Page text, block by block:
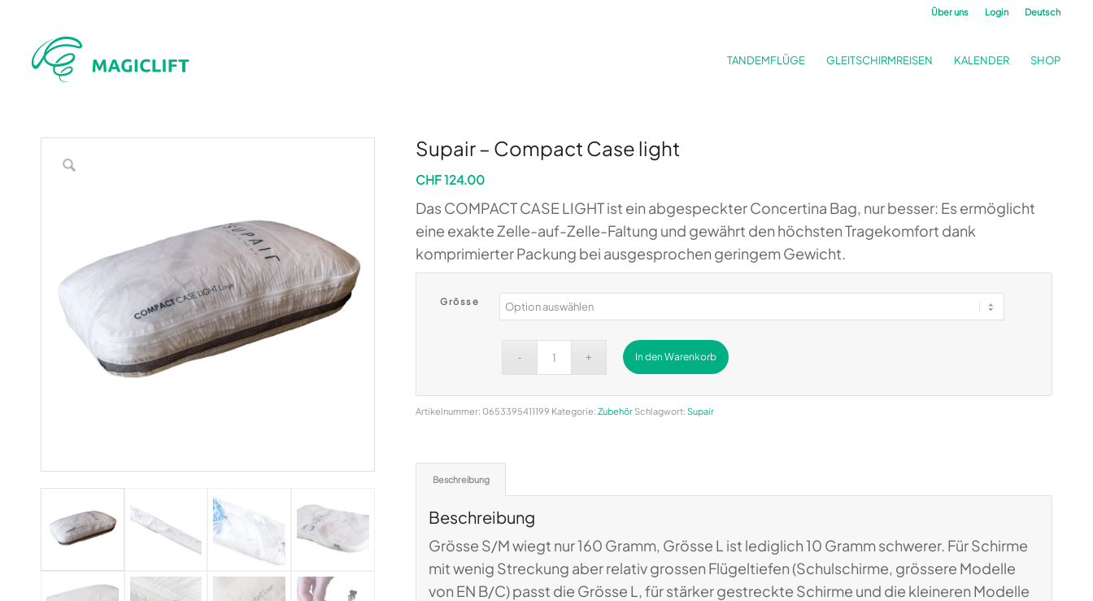
Über uns Login Deutsch
TANDEMFLÜGE GLEITSCHIRMREISEN KALENDER SHOP
Supair – Compact Case light
CHF124.00
Das COMPACT CASE LIGHT ist ein abgespeckter Concertina Bag, nur besser: Es ermöglicht
eine exakte Zelle-auf-Zelle-Faltung und gewährt den höchsten Tragekomfort dank
komprimierter Packung bei ausgesprochen geringem Gewicht.
Grösse
In den Warenkorb
Artikelnummer: 0653395411199 Kategorie: Zubehör Schlagwort: Supair
Beschreibung
Beschreibung
Grösse S/M wiegt nur 160 Gramm, Grösse L ist lediglich 10 Gramm schwerer. Für Schirme
mit wenig Streckung aber relativ grossen Flügeltiefen (Schulschirme, grössere Modelle
von EN B/C) passt die Grösse L, für stärker gestreckte Schirme und die kleineren Modelle